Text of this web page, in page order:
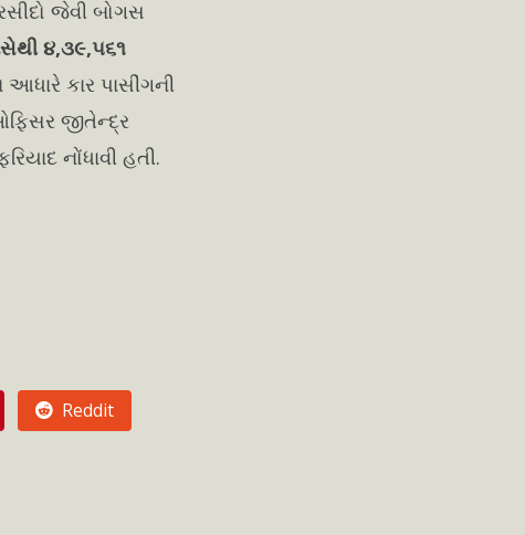
જેવી બોગસ
૪,૩૯,૫૬૧
કાર પાસીંગની
જીતેન્દ્ર
નોંધાવી હતી.
Reddit